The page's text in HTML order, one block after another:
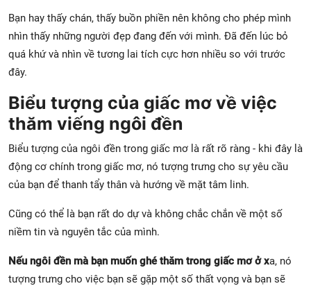
Bạn hay thấy chán, thấy buồn phiền nên không cho phép mình
nhìn thấy những người đẹp đang đến với mình. Đã đến lúc bỏ
quá khứ và nhìn về tương lai tích cực hơn nhiều so với trước
đây.
Biểu tượng của giấc mơ về việc
thăm viếng ngôi đền
Biểu tượng của ngôi đền trong giấc mơ là rất rõ ràng - khi đây là
động cơ chính trong giấc mơ, nó tượng trưng cho sự yêu cầu
của bạn để thanh tẩy thân và hướng về mặt tâm linh.
Cũng có thể là bạn rất do dự và không chắc chắn về một số
niềm tin và nguyên tắc của mình.
Nếu ngôi đền mà bạn muốn ghé thăm trong giấc mơ ở xa, nó
tượng trưng cho việc bạn sẽ gặp một số thất vọng và bạn sẽ